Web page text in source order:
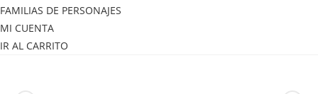
FAMILIAS DE PERSONAJES
MI CUENTA
IR AL CARRITO